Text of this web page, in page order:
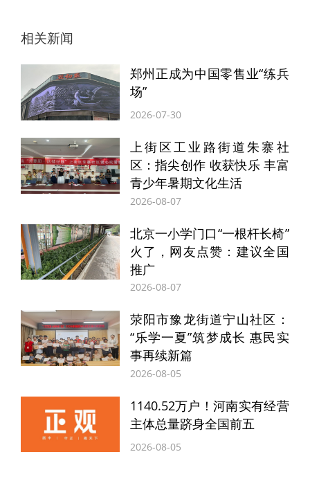
相关新闻
郑州正成为中国零售业“练兵
场”
2026-07-30
上街区工业路街道朱寨社
区：指尖创作 收获快乐 丰富
青少年暑期文化生活
2026-08-07
北京一小学门口“一根杆长椅”
火了，网友点赞：建议全国
推广
2026-08-07
荥阳市豫龙街道宁山社区：
“乐学一夏”筑梦成长 惠民实
事再续新篇
2026-08-05
1140.52万户！河南实有经营
主体总量跻身全国前五
2026-08-05